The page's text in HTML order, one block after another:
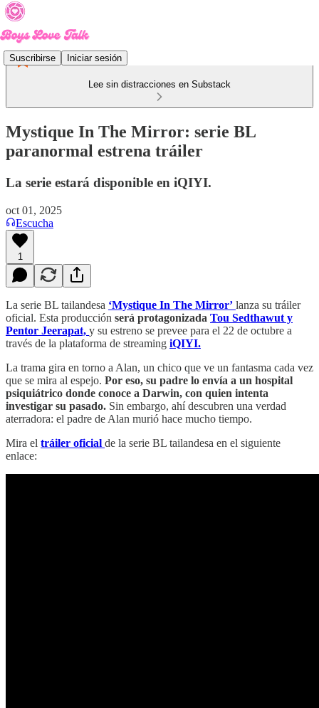
Suscribirse Iniciar sesión
Lee sin distracciones en Substack
Mystique In The Mirror: serie BL
paranormal estrena tráiler
La serie estará disponible en iQIYI.
oct 01, 2025
Escucha
1
La serie BL tailandesa ‘Mystique In The Mirror’ lanza su tráiler
oficial. Esta producción será protagonizada Tou Sedthawut y
Pentor Jeerapat, y su estreno se prevee para el 22 de octubre a
través de la plataforma de streaming iQIYI.
La trama gira en torno a Alan, un chico que ve un fantasma cada vez
que se mira al espejo. Por eso, su padre lo envía a un hospital
psiquiátrico donde conoce a Darwin, con quien intenta
investigar su pasado. Sin embargo, ahí descubren una verdad
aterradora: el padre de Alan murió hace mucho tiempo.
Mira el tráiler oficial de la serie BL tailandesa en el siguiente
enlace: